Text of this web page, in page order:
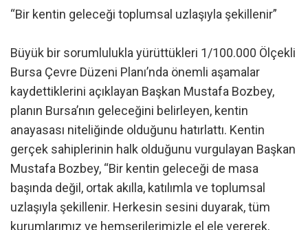
“Bir kentin geleceği toplumsal uzlaşıyla şekillenir”
Büyük bir sorumlulukla yürüttükleri 1/100.000 Ölçekli
Bursa Çevre Düzeni Planı’nda önemli aşamalar
kaydettiklerini açıklayan Başkan Mustafa Bozbey,
planın Bursa’nın geleceğini belirleyen, kentin
anayasası niteliğinde olduğunu hatırlattı. Kentin
gerçek sahiplerinin halk olduğunu vurgulayan Başkan
Mustafa Bozbey, “Bir kentin geleceği de masa
başında değil, ortak akılla, katılımla ve toplumsal
uzlaşıyla şekillenir. Herkesin sesini duyarak, tüm
kurumlarımız ve hemşerilerimizle el ele vererek,